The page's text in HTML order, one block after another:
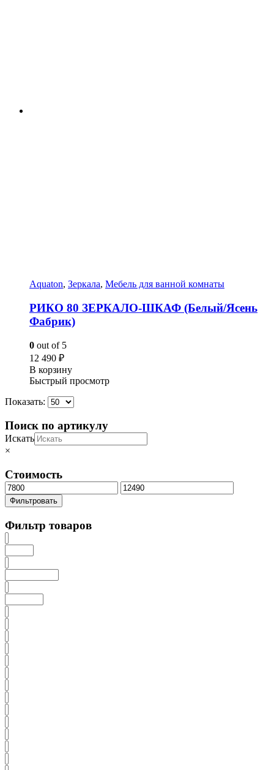
Aquaton, Зеркала, Мебель для ванной комнаты
РИКО 80 ЗЕРКАЛО-ШКАФ (Белый/Ясень
Фабрик)
0 out of 5
12 490 ₽
В корзину
Быстрый просмотр
Показать:
Поиск по артикулу
Искать
×
Стоимость
Минимальная
цена
Максимальная
цена
Фильтровать
Фильтр товаров